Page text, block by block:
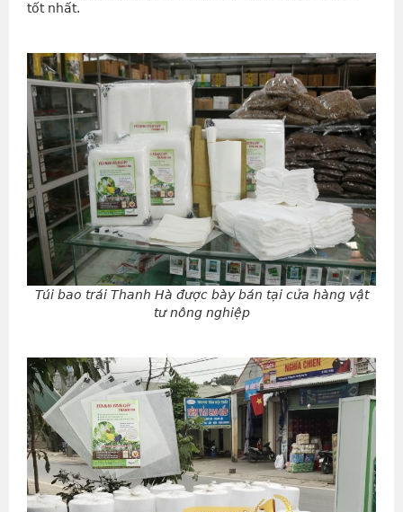
tốt nhất.
Túi bao trái Thanh Hà được bày bán tại cửa hàng vật
tư nông nghiệp